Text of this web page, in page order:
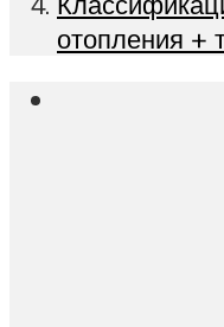
отопления +